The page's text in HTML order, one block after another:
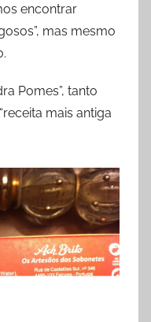
encontrar
mas mesmo
Pomes”, tanto
mais antiga